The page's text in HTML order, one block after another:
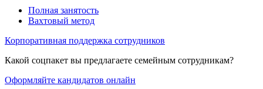
Полная занятость
Вахтовый метод
Корпоративная поддержка сотрудников
Какой соцпакет вы предлагаете семейным сотрудникам?
Оформляйте кандидатов онлайн